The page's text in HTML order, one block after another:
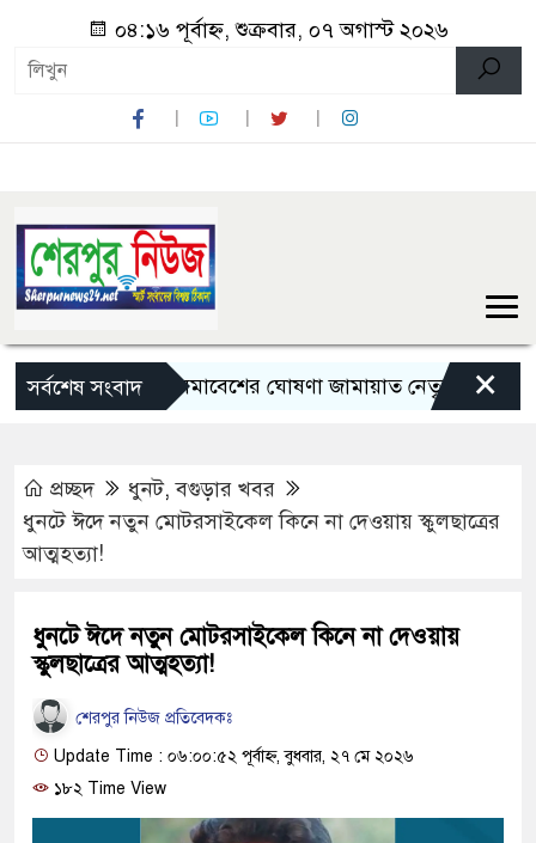
০৪:১৬ পূর্বাহ্ন, শুক্রবার, ০৭ অগাস্ট ২০২৬
সর্বশেষ সংবাদ
লংমার্চ ও মহাসমাবেশের ঘোষণা জামায়াত নেতৃত্বাধীন ১১ দলের
×
প্রচ্ছদ ধুনট,বগুড়ার খবর
ধুনটে ঈদে নতুন মোটরসাইকেল কিনে না দেওয়ায় স্কুলছাত্রের
আত্মহত্যা!
ধুনটে ঈদে নতুন মোটরসাইকেল কিনে না দেওয়ায়
স্কুলছাত্রের আত্মহত্যা!
শেরপুর নিউজ প্রতিবেদকঃ
Update Time : ০৬:০০:৫২ পূর্বাহ্ন, বুধবার, ২৭ মে ২০২৬
১৮২ Time View